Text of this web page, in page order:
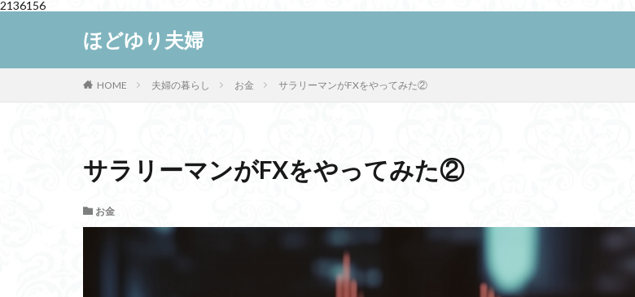
2136156
ほどゆり夫婦
HOME 夫婦の暮らし お金 サラリーマンがFXをやってみた②
サラリーマンがFXをやってみた②
お金
カテゴリー